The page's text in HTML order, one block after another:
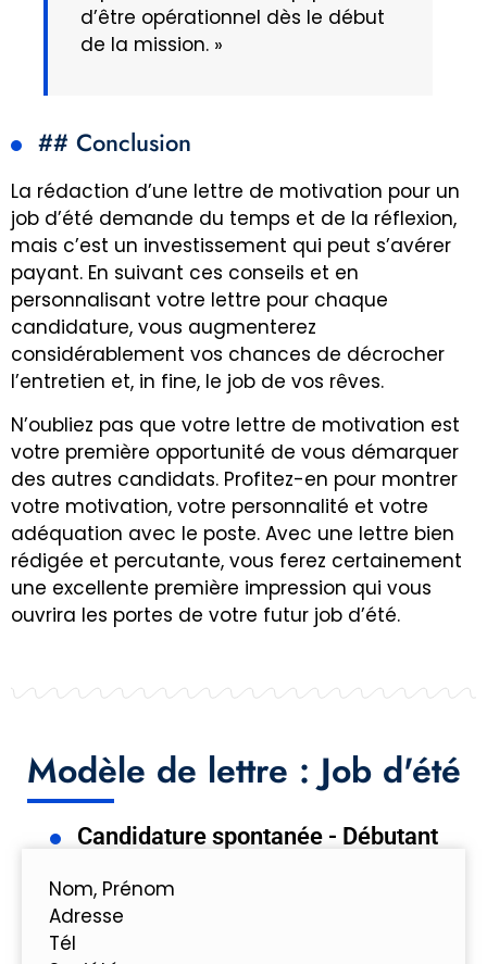
d’être opérationnel dès le début
de la mission. »
## Conclusion
La rédaction d’une lettre de motivation pour un
job d’été demande du temps et de la réflexion,
mais c’est un investissement qui peut s’avérer
payant. En suivant ces conseils et en
personnalisant votre lettre pour chaque
candidature, vous augmenterez
considérablement vos chances de décrocher
l’entretien et, in fine, le job de vos rêves.
N’oubliez pas que votre lettre de motivation est
votre première opportunité de vous démarquer
des autres candidats. Profitez-en pour montrer
votre motivation, votre personnalité et votre
adéquation avec le poste. Avec une lettre bien
rédigée et percutante, vous ferez certainement
une excellente première impression qui vous
ouvrira les portes de votre futur job d’été.
Modèle de lettre : Job d'été
Candidature spontanée - Débutant
Nom, Prénom
Adresse
Tél